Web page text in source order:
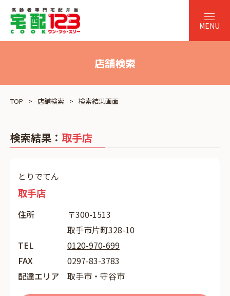
店舗検索
TOP 店舗検索 検索結果画面
検索結果： 取手店
とりでてん
取手店
住所
〒300-1513
取手市片町328-10
TEL
0120-970-699
FAX
0297-83-3783
配達エリア
取手市・守谷市